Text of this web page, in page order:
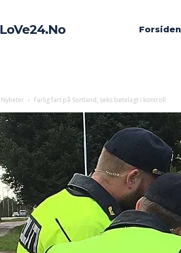
LoVe24.no Forsiden
Nyheter Farlig fart på Sortland, seks bøtelagt i kontroll